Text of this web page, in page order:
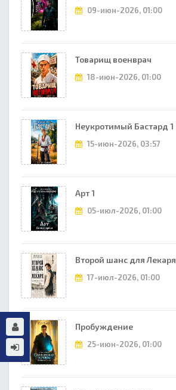
09-июн-2026, 01:00
Товарищ военврач
18-июн-2026, 01:00
Неукротимый Бастард 1
15-июн-2026, 03:57
Арт 1
05-июл-2026, 01:00
Второй шанс для Лекаря
17-июл-2026, 01:00
Пробуждение
25-июн-2026, 01:00